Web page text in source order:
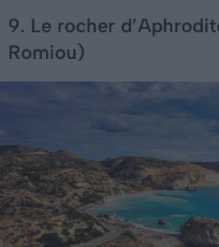
9. Le rocher
Romiou)